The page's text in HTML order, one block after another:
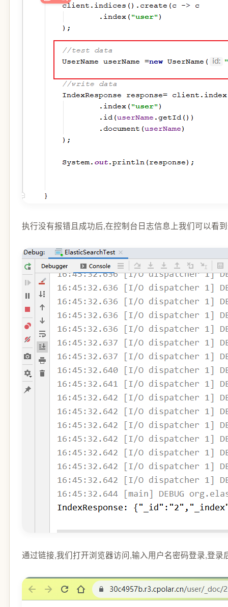
执行没有报错且成功后,在控制台日志信息上我们可以看
通过链接,我们打开浏览器访问,输入用户名密码登录,登